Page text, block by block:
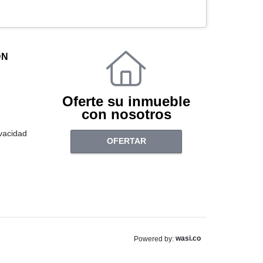
Oferte su inmueble
con nosotros
OFERTAR
Powered by: wasi.co